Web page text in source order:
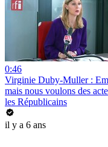
0:46
Virginie Duby-Muller :
mais nous voulons des
les Républicains
il y a 6 ans